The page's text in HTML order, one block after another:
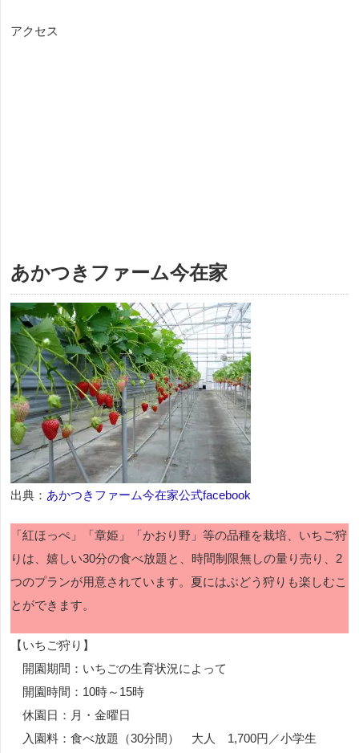
アクセス
あかつきファーム今在家
出典： あかつきファーム今在家公式facebook
「紅ほっぺ」「章姫」「かおり野」等の品種を栽培、いちご狩
りは、嬉しい30分の食べ放題と、時間制限無しの量り売り、2
つのプランが用意されています。夏にはぶどう狩りも楽しむこ
とができます。
【いちご狩り】
開園期間：いちごの生育状況によって
開園時間：10時～15時
休園日：月・金曜日
入園料：食べ放題（30分間） 大人 1,700円／小学生